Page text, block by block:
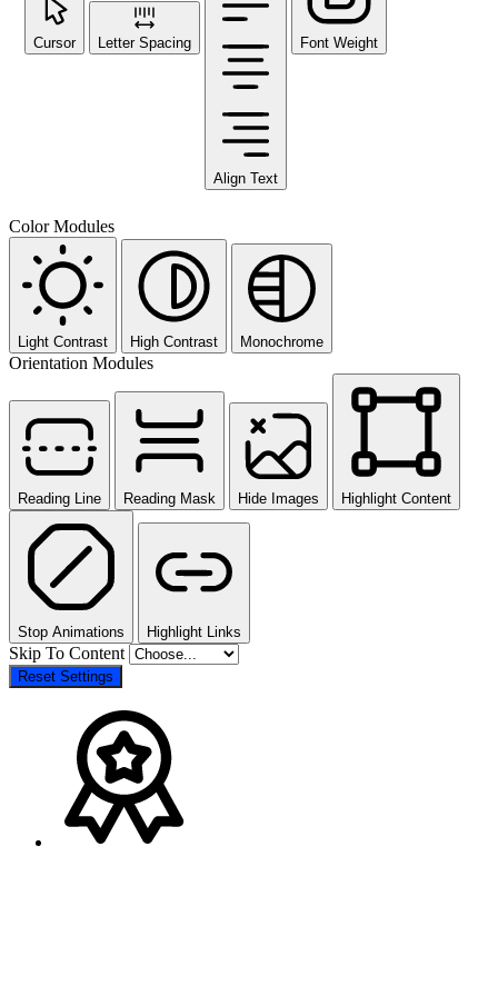
Cursor Letter Spacing
Align Text
Font Weight
Color Modules
Light Contrast High Contrast Monochrome
Orientation Modules
Reading Line Reading Mask Hide Images Highlight Content
Stop Animations Highlight Links
Skip To Content
Reset Settings